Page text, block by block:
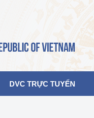
DVC TRỰC TUYẾN